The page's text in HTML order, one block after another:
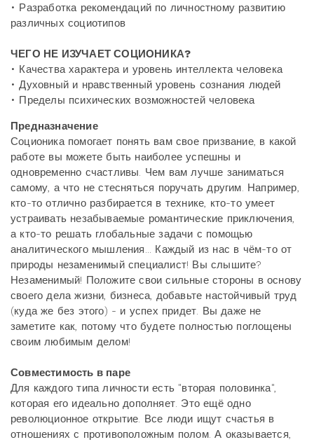
• Разработка рекомендаций по личностному развитию
различных социотипов
ЧЕГО НЕ ИЗУЧАЕТ СОЦИОНИКА?
• Качества характера и уровень интеллекта человека
• Духовный и нравственный уровень сознания людей
• Пределы психических возможностей человека
Предназначение
Соционика помогает понять вам свое призвание, в какой
работе вы можете быть наиболее успешны и
одновременно счастливы. Чем вам лучше заниматься
самому, а что не стесняться поручать другим. Например,
кто-то отлично разбирается в технике, кто-то умеет
устраивать незабываемые романтические приключения,
а кто-то решать глобальные задачи с помощью
аналитического мышления... Каждый из нас в чём-то от
природы незаменимый специалист! Вы слышите?
Незаменимый! Положите свои сильные стороны в основу
своего дела жизни, бизнеса, добавьте настойчивый труд
(куда же без этого) - и успех придет. Вы даже не
заметите как, потому что будете полностью поглощены
своим любимым делом!
Совместимость в паре
Для каждого типа личности есть "вторая половинка",
которая его идеально дополняет. Это ещё одно
революционное открытие. Все люди ищут счастья в
отношениях с противоположным полом. А оказывается,